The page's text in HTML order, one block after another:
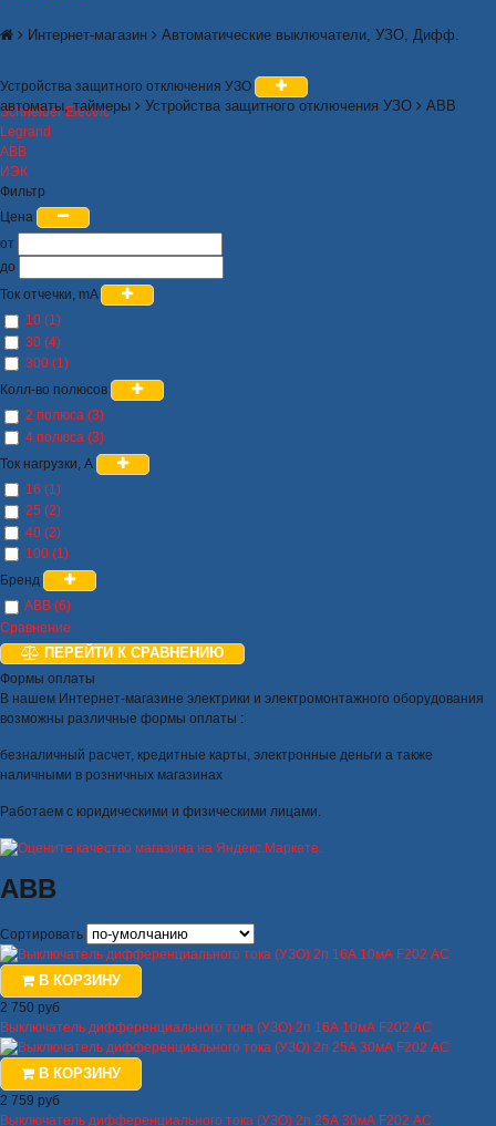
Интернет-магазин Автоматические выключатели, УЗО, Дифф.
автоматы, таймеры Устройства защитного отключения УЗО ABB
Устройства защитного отключения УЗО
Schneider Electric
Legrand
ABB
ИЭК
Фильтр
Цена
от
до
Ток отчечки, mA
10 (1)
30 (4)
300 (1)
Колл-во полюсов
2 полюса (3)
4 полюса (3)
Ток нагрузки, А
16 (1)
25 (2)
40 (2)
100 (1)
Бренд
ABB (6)
Сравнение
ПЕРЕЙТИ К СРАВНЕНИЮ
Формы оплаты
В нашем Интернет-магазине электрики и электромонтажного оборудования
возможны различные формы оплаты :
безналичный расчет, кредитные карты, электронные деньги а также
наличными в розничных магазинах
Работаем с юридическими и физическими лицами.
ABB
Сортировать
В КОРЗИНУ
2 750 руб
Выключатель дифференциального тока (УЗО) 2п 16А 10мА F202 АС
В КОРЗИНУ
2 759 руб
Выключатель дифференциального тока (УЗО) 2п 25А 30мА F202 АС